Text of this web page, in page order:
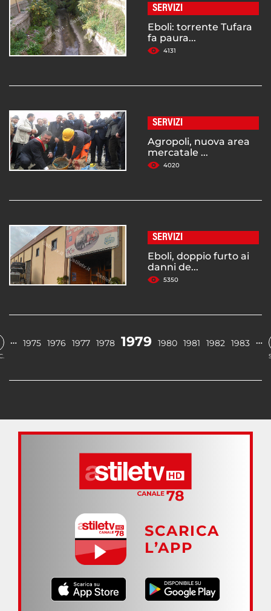
SERVIZI
Eboli: torrente Tufara
fa paura...
4131
SERVIZI
Agropoli, nuova area
mercatale ...
4020
SERVIZI
Eboli, doppio furto ai
danni de...
5350
… 1975 1976 1977 1978 1979 1980 1981 1982 1983 …
SCARICA
L’APP